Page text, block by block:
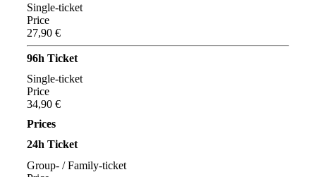
Single-ticket
Price
27,90 €
96h Ticket
Single-ticket
Price
34,90 €
Prices
24h Ticket
Group- / Family-ticket